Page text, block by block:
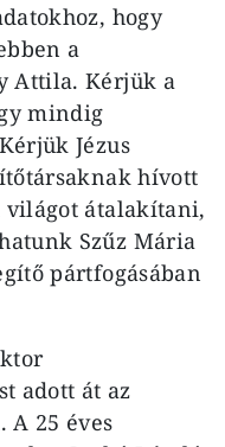
hogy
a
Attila. Kérjük a
mindig
Jézus
hívott
átalakítani,
Szűz Mária
pártfogásában
adott át az
A 25 éves